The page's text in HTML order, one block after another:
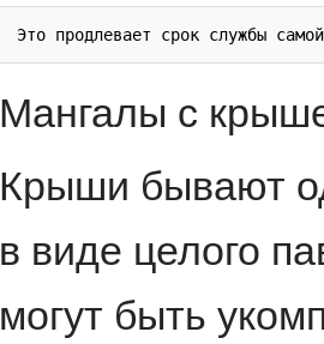
Мангалы с
Крыши бывают
в виде целого
могут быть